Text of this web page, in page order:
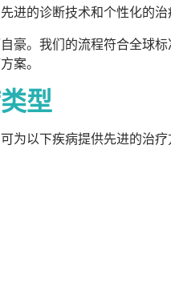
的诊断技术和个性化的治
。我们的流程符合全球
案。
型
为以下疾病提供先进的治疗